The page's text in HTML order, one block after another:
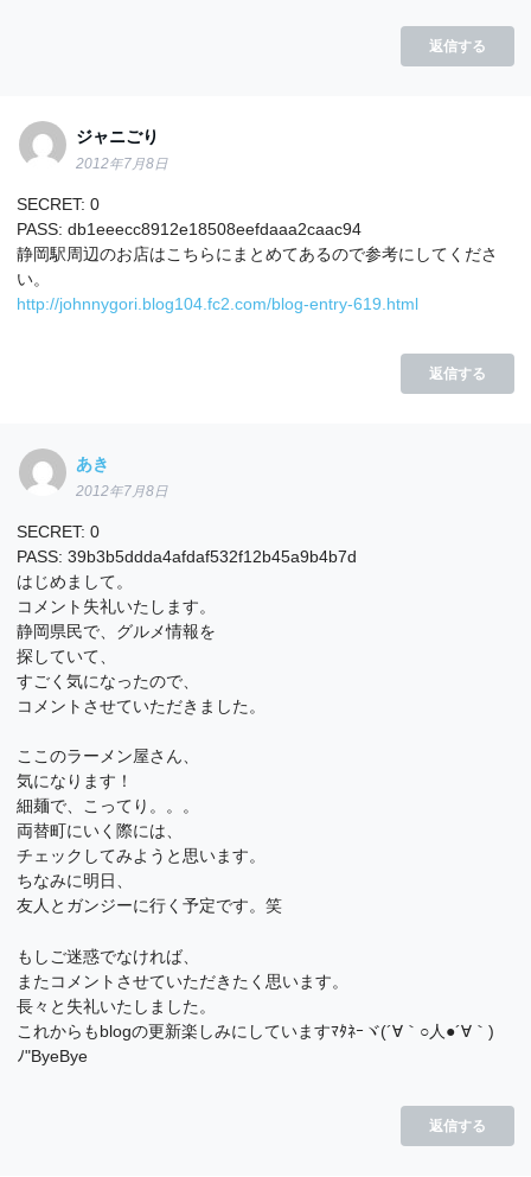
返信する
ジャニごり
2012年7月8日
SECRET: 0
PASS: db1eeecc8912e18508eefdaaa2caac94
静岡駅周辺のお店はこちらにまとめてあるので参考にしてくださ
い。
http://johnnygori.blog104.fc2.com/blog-entry-619.html
返信する
あき
2012年7月8日
SECRET: 0
PASS: 39b3b5ddda4afdaf532f12b45a9b4b7d
はじめまして。
コメント失礼いたします。
静岡県民で、グルメ情報を
探していて、
すごく気になったので、
コメントさせていただきました。
ここのラーメン屋さん、
気になります！
細麺で、こってり。。。
両替町にいく際には、
チェックしてみようと思います。
ちなみに明日、
友人とガンジーに行く予定です。笑
もしご迷惑でなければ、
またコメントさせていただきたく思います。
長々と失礼いたしました。
これからもblogの更新楽しみにしていますﾏﾀﾈｰヾ(´∀｀○人●´∀｀)
ﾉ"ByeBye
返信する